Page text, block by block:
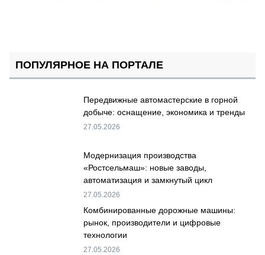
ПОПУЛЯРНОЕ НА ПОРТАЛЕ
Передвижные автомастерские в горной
добыче: оснащение, экономика и тренды
27.05.2026
Модернизация производства
«Ростсельмаш»: новые заводы,
автоматизация и замкнутый цикл
27.05.2026
Комбинированные дорожные машины:
рынок, производители и цифровые
технологии
27.05.2026